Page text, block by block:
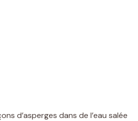
d’asperges dans de l’eau salée